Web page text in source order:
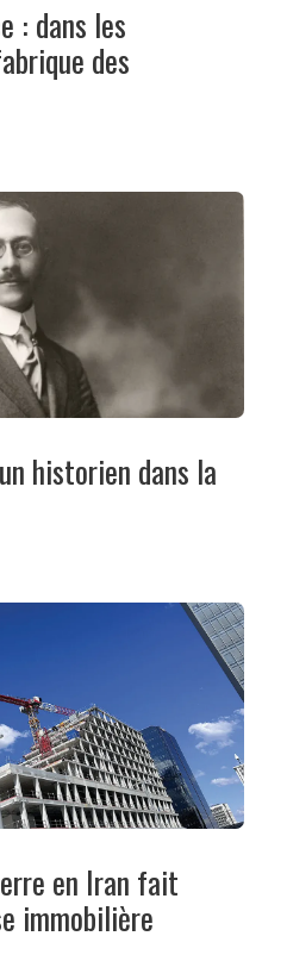
: dans les
des
historien dans la
en Iran fait
immobilière